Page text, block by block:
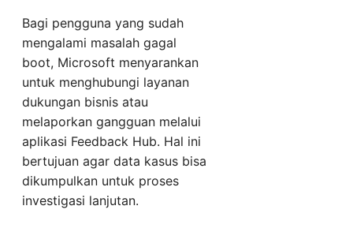
Bagi pengguna yang sudah
mengalami masalah gagal
boot, Microsoft menyarankan
untuk menghubungi layanan
dukungan bisnis atau
melaporkan gangguan melalui
aplikasi Feedback Hub. Hal ini
bertujuan agar data kasus bisa
dikumpulkan untuk proses
investigasi lanjutan.